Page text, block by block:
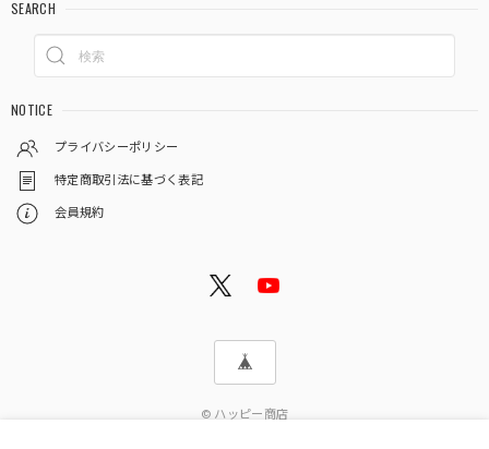
SEARCH
NOTICE
プライバシーポリシー
特定商取引法に基づく表記
会員規約
© ハッピー商店